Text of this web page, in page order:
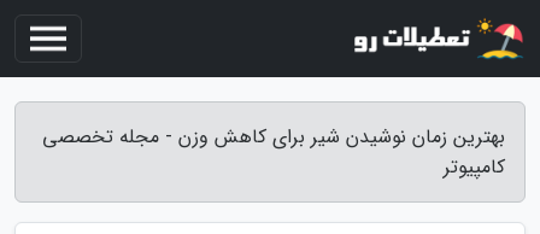
بهترین زمان نوشیدن شیر برای کاهش وزن - مجله تخصصی
کامپیوتر